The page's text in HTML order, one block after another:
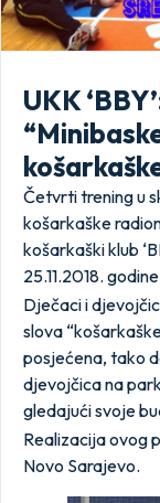
UKK
Četvrti trening u
košarkaške
košarkaški klub
25.11.2018.
Dječaci i
slova
posjećena, tako
djevojčica na
gledajući svoje
Realizacija ovog
Novo Sarajevo.